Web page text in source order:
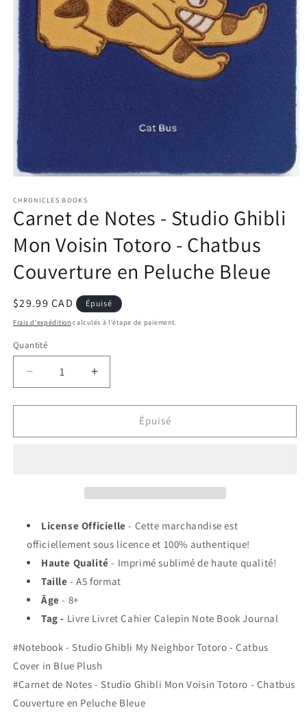
média
1
dans
fenêtre
modale
CHRONICLES BOOKS
Carnet de Notes - Studio Ghibli
Mon Voisin Totoro - Chatbus
Couverture en Peluche Bleue
Prix
habituel
$29.99 CAD Épuisé
Frais d'expédition calculés à l'étape de paiement.
Quantité
Réduire
la
quantité
Carnet
Mon
Totoro
-
Chatbus
Couverture
en
Peluche
Augmenter
la
quantité
Carnet
Mon
Totoro
-
Chatbus
Peluche
Épuisé
License Officielle - Cette marchandise est
officiellement sous licence et 100% authentique!
Haute Qualité - Imprimé sublimé de haute qualité!
Taille - A5 format
Âge - 8+
Tag - Livre Livret Cahier Calepin Note Book Journal
#Notebook - Studio Ghibli My Neighbor Totoro - Catbus
Cover in Blue Plush
#Carnet de Notes - Studio Ghibli Mon Voisin Totoro - Chatbus
Couverture en Peluche Bleue